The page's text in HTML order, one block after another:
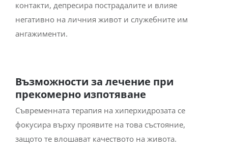
контакти, депресира пострадалите и влияе
негативно на личния живот и служебните им
ангажименти.
Възможности за лечение при
прекомерно изпотяване
Съвременната терапия на хиперхидрозата се
фокусира върху проявите на това състояние,
защото те влошават качеството на живота.